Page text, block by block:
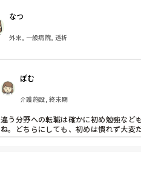
なつ
外来, 一般病院, 透析
ぽむ
介護施設, 終末期
違う分野への転職は確かに初め勉強など
ね。どちらにしても、初めは慣れず大変